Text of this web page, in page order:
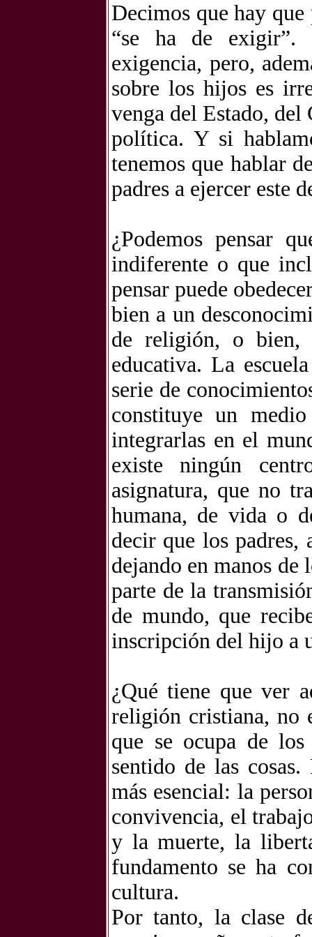
Decimos que hay
“se ha de exigir”.
exigencia, pero,
sobre los hijos es
venga del Estado,
política. Y si
tenemos que hablar
padres a ejercer este
¿Podemos pensar
indiferente o que
pensar puede
bien a un
de religión, o bien,
educativa. La
serie de
constituye un
integrarlas en el
existe ningún
asignatura, que no
humana, de vida o
decir que los padres,
dejando en manos de
parte de la
de mundo, que
inscripción del hijo a
¿Qué tiene que ver
religión cristiana, no
que se ocupa de
sentido de las
más esencial: la
convivencia, el
y la muerte, la
fundamento se ha
cultura.
Por tanto, la clase